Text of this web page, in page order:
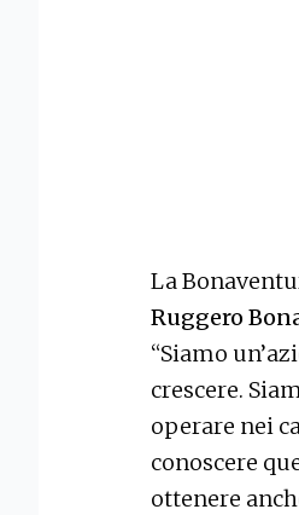
La
Ruggero
“Siamo
crescere.
operare nei
conoscere
ottenere